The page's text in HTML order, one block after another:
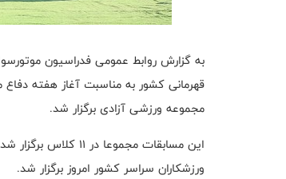
به گزارش روابط عمومی فدراسیون
قهرمانی کشور به مناسبت آغاز هفته
مجموعه ورزشی آزادی برگزار شد.
ورزشکاران سراسر کشور امروز برگزار شد.